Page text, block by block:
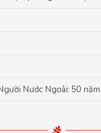
Nước Ngoài: 50